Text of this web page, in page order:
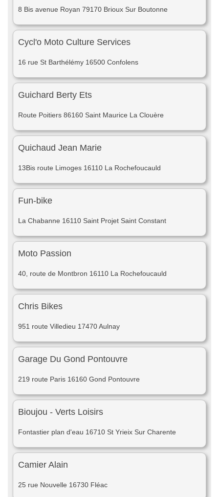
8 Bis avenue Royan 79170 Brioux Sur Boutonne
Cycl'o Moto Culture Services
16 rue St Barthélémy 16500 Confolens
Guichard Berty Ets
Route Poitiers 86160 Saint Maurice La Clouère
Quichaud Jean Marie
13Bis route Limoges 16110 La Rochefoucauld
Fun-bike
La Chabanne 16110 Saint Projet Saint Constant
Moto Passion
40, route de Montbron 16110 La Rochefoucauld
Chris Bikes
951 route Villedieu 17470 Aulnay
Garage Du Gond Pontouvre
219 route Paris 16160 Gond Pontouvre
Bioujou - Verts Loisirs
Fontastier plan d'eau 16710 St Yrieix Sur Charente
Camier Alain
25 rue Nouvelle 16730 Fléac